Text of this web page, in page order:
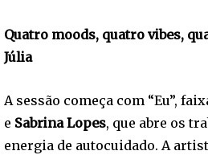
Quatro moods, quatro vibes,
Júlia
A sessão começa com “Eu”,
e Sabrina Lopes, que abre os
energia de autocuidado. A